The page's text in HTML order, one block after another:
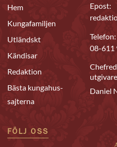
Hem
Kungafamiljen
Utländskt
Kändisar
Redaktion
Bästa kungahus-
sajterna
Epost:
Telefon:
08-611
utgivare
Daniel
FÖLJ OSS